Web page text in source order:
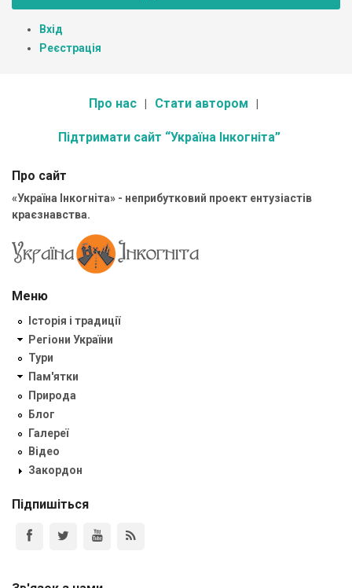
Вхід
Реєстрація
Про нас Стати автором
Підтримати сайт “Україна Інкогніта”
Про сайт
«Україна Інкогніта» - неприбутковий проект ентузіастів
краєзнавства.
Меню
Історія і традиції
Регіони України
Тури
Пам'ятки
Природа
Блог
Галереї
Відео
Закордон
Підпишіться